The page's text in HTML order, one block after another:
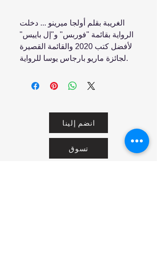
الغريبة بقلم أولجا ميرينو ... دخلت
الرواية بقائمة "فوربس" و"إل باييس"
لأفضل كتب 2020 والقائمة القصيرة
لجائزة ماريو بارجاس يوسا للرواية.
انضم إلينا
تسوق